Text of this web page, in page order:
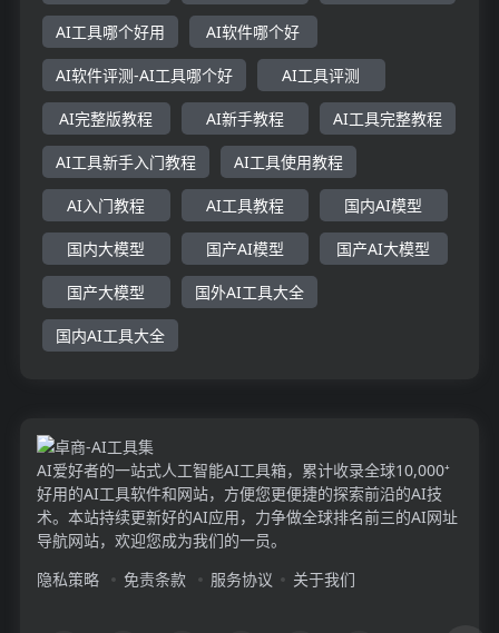
AI工具哪个好用 AI软件哪个好
AI软件评测-AI工具哪个好 AI工具评测
AI完整版教程 AI新手教程 AI工具完整教程
AI工具新手入门教程 AI工具使用教程
AI入门教程 AI工具教程 国内AI模型
国内大模型 国产AI模型 国产AI大模型
国产大模型 国外AI工具大全
国内AI工具大全
AI爱好者的一站式人工智能AI工具箱，累计收录全球10,000⁺
好用的AI工具软件和网站，方便您更便捷的探索前沿的AI技
术。本站持续更新好的AI应用，力争做全球排名前三的AI网址
导航网站，欢迎您成为我们的一员。
隐私策略
免责条款 服务协议 关于我们